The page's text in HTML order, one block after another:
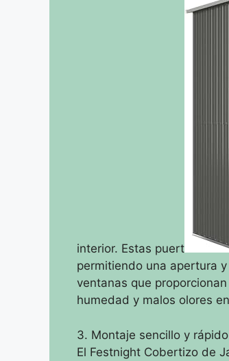
interior. Estas puert
permitiendo una apertura
ventanas que
humedad y malos olores
3. Montaje sencillo y rápido
El Festnight Cobertizo de